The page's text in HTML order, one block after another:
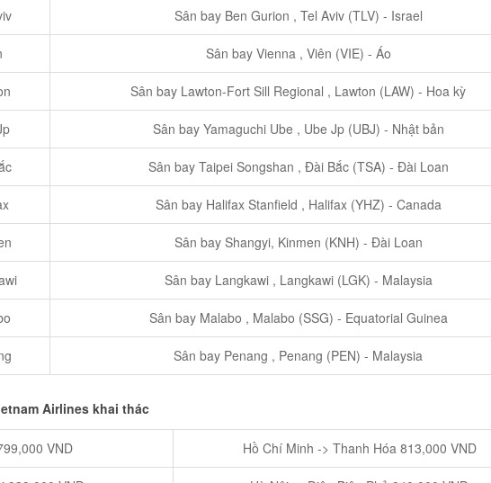
Sân bay Ben Gurion , Tel Aviv (TLV) - Israel
Sân bay Vienna , Viên (VIE) - Áo
Sân bay Lawton-Fort Sill Regional , Lawton (LAW) - Hoa kỳ
Sân bay Yamaguchi Ube , Ube Jp (UBJ) - Nhật bản
Sân bay Taipei Songshan , Đài Bắc (TSA) - Đài Loan
Sân bay Halifax Stanfield , Halifax (YHZ) - Canada
Sân bay Shangyi, Kinmen (KNH) - Đài Loan
Sân bay Langkawi , Langkawi (LGK) - Malaysia
Sân bay Malabo , Malabo (SSG) - Equatorial Guinea
Sân bay Penang , Penang (PEN) - Malaysia
Airlines khai thác
VND Hồ Chí Minh -> Thanh Hóa 813,000 VND